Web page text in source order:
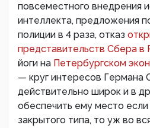
повсеместного внедрения
интеллекта, предложения
полиции в 4 раза, отказ
представительств Сбера
йоги на Петербургском
— круг интересов Германа
действительно широк и в
обеспечить ему место
закрытого типа, то уж во